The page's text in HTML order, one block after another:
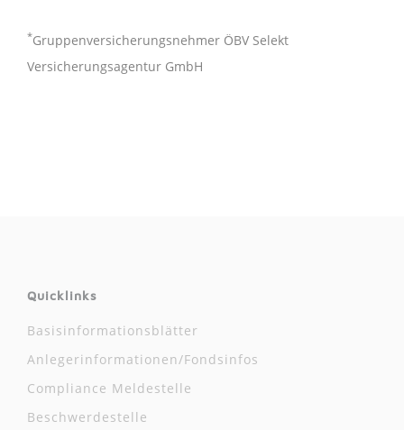
*Gruppenversicherungsnehmer ÖBV Selekt
Versicherungsagentur GmbH
Quicklinks
Basisinformationsblätter
Anlegerinformationen/Fondsinfos
Compliance Meldestelle
Beschwerdestelle